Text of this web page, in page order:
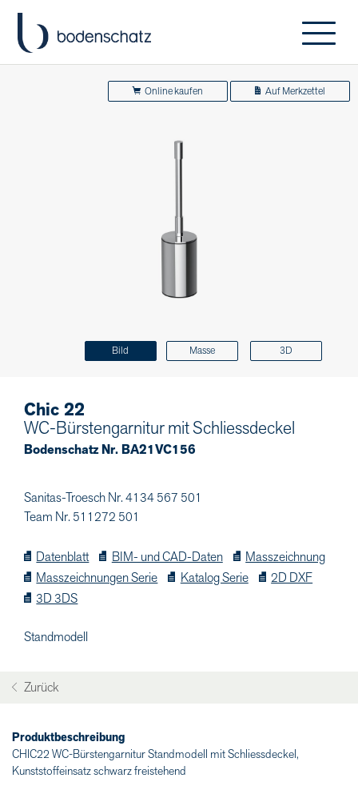
Bild Masse 3D
Online kaufen Auf Merkzettel
Chic 22
WC-Bürstengarnitur mit Schliessdeckel
Bodenschatz Nr. BA21VC156
Sanitas-Troesch Nr. 4134 567 501
Team Nr. 511272 501
Datenblatt BIM- und CAD-Daten
Masszeichnung
Masszeichnungen Serie
Katalog Serie
2D DXF
3D 3DS
Standmodell
Zurück
Produktbeschreibung
CHIC22 WC-Bürstengarnitur Standmodell mit Schliessdeckel,
Kunststoffeinsatz schwarz freistehend